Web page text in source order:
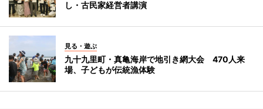
し・古民家経営者講演
見る・遊ぶ
九十九里町・真亀海岸で地引き網大会 470人来
場、子どもが伝統漁体験